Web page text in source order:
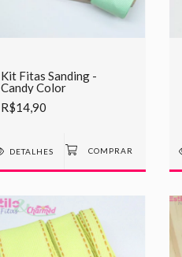
Kit Fitas Sanding -
Candy Color
R$14,90
DETALHES